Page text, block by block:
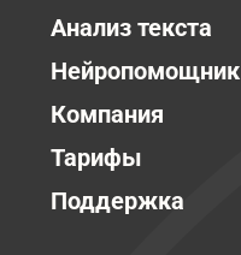
Анализ текста
Нейропомощник
Компания
Тарифы
Поддержка